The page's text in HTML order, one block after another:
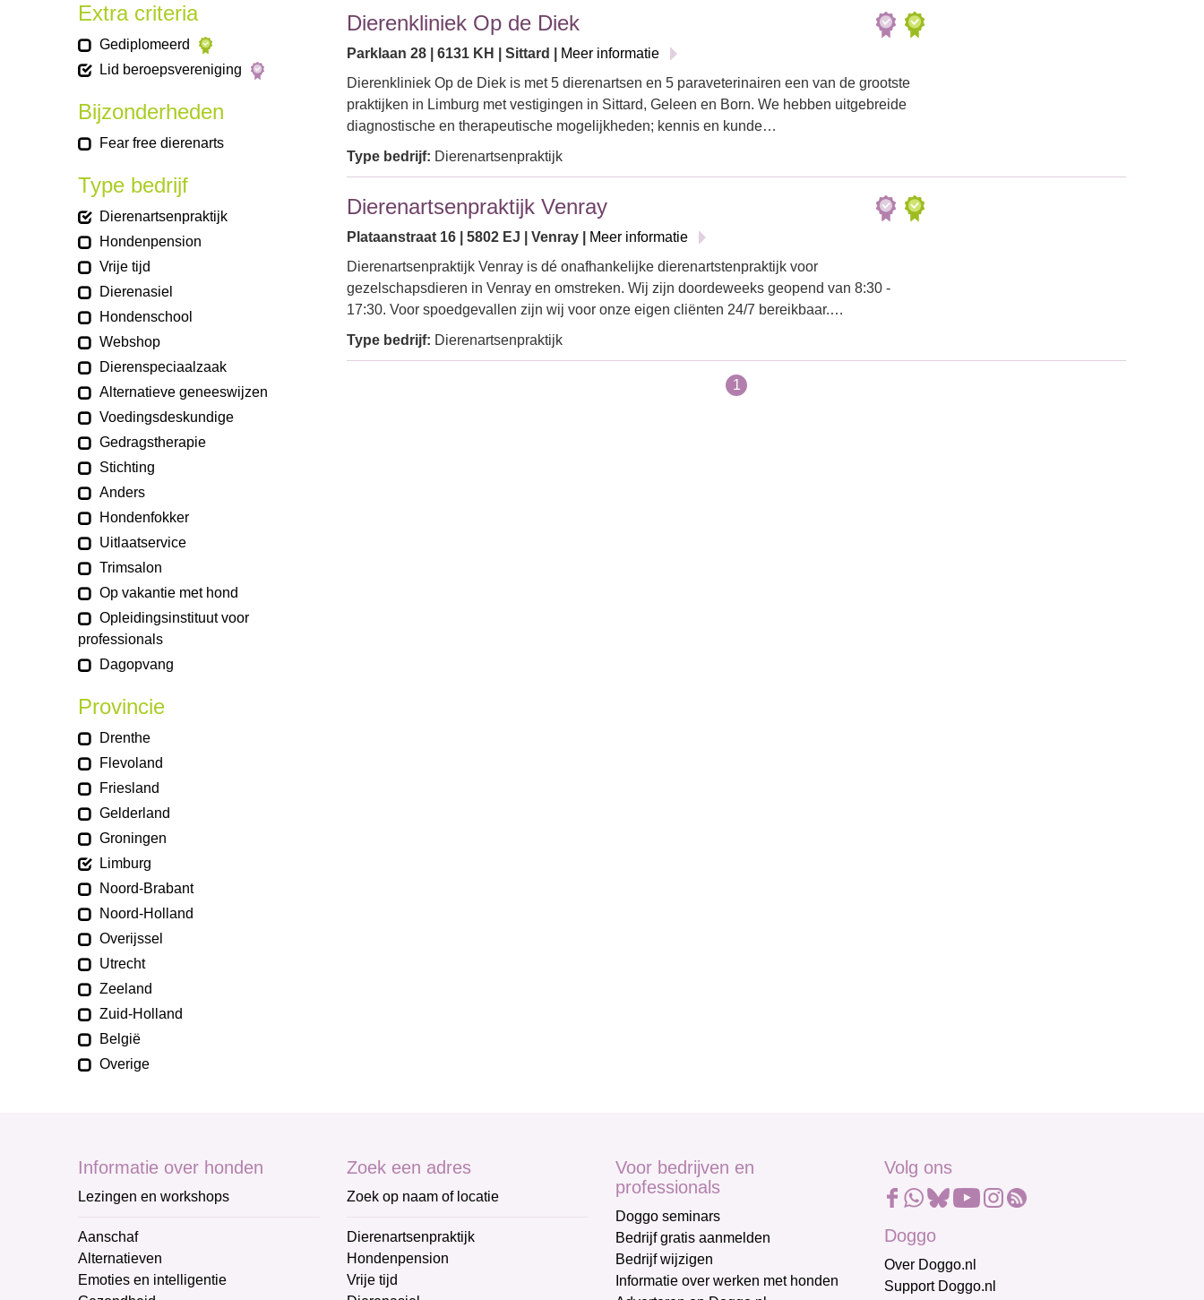
Extra criteria
Gediplomeerd
Lid beroepsvereniging
Bijzonderheden
Fear free dierenarts
Type bedrijf
Dierenartsenpraktijk
Hondenpension
Vrije tijd
Dierenasiel
Hondenschool
Webshop
Dierenspeciaalzaak
Alternatieve geneeswijzen
Voedingsdeskundige
Gedragstherapie
Stichting
Anders
Hondenfokker
Uitlaatservice
Trimsalon
Op vakantie met hond
Opleidingsinstituut voor
professionals
Dagopvang
Provincie
Drenthe
Flevoland
Friesland
Gelderland
Groningen
Limburg
Noord-Brabant
Noord-Holland
Overijssel
Utrecht
Zeeland
Zuid-Holland
België
Overige
Dierenkliniek Op de Diek
Parklaan 28 | 6131 KH | Sittard |
Meer informatie
Dierenkliniek Op de Diek is met 5 dierenartsen en 5 paraveterinairen een van de grootste
praktijken in Limburg met vestigingen in Sittard, Geleen en Born. We hebben uitgebreide
diagnostische en therapeutische mogelijkheden; kennis en kunde…
Type bedrijf: Dierenartsenpraktijk
Dierenartsenpraktijk Venray
Plataanstraat 16 | 5802 EJ | Venray |
Meer informatie
Dierenartsenpraktijk Venray is dé onafhankelijke dierenartstenpraktijk voor
gezelschapsdieren in Venray en omstreken. Wij zijn doordeweeks geopend van 8:30 -
17:30. Voor spoedgevallen zijn wij voor onze eigen cliënten 24/7 bereikbaar.…
Type bedrijf: Dierenartsenpraktijk
1
Informatie over honden
Lezingen en workshops
Aanschaf
Alternatieven
Emoties en intelligentie
Zoek een adres
Zoek op naam of locatie
Dierenartsenpraktijk
Hondenpension
Vrije tijd
Voor bedrijven en
professionals
Doggo seminars
Bedrijf gratis aanmelden
Bedrijf wijzigen
Informatie over werken met honden
Volg ons
Doggo
Over Doggo.nl
Support Doggo.nl